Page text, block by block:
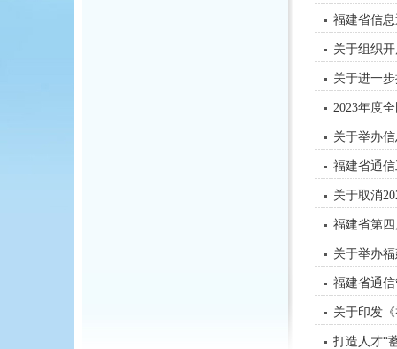
福建省信
关于组织
关于进一
2023年度
关于举办
福建省通
关于取消
福建省第
关于举办
福建省通
关于印发
打造人才“